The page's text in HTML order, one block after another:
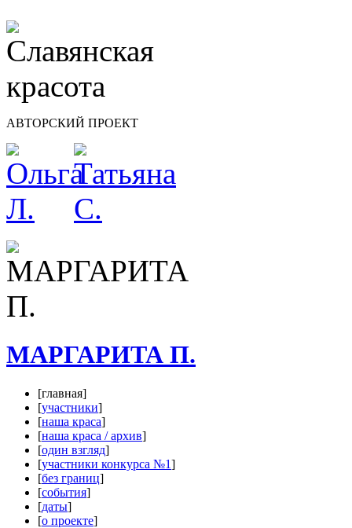
АВТОРСКИЙ ПРОЕКТ
МАРГАРИТА П.
[главная]
[участники]
[наша краса]
[наша краса / архив]
[один взгляд]
[участники конкурса №1]
[без границ]
[события]
[даты]
[о проекте]